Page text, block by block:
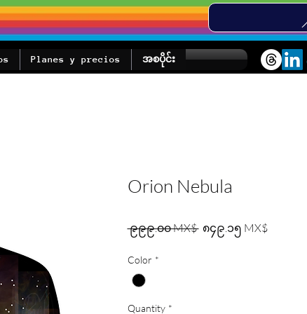
အစပိုင်း
Planes y precios
Orion Nebula
၉၉၉.၀၀ MX$ Regular Price
၈၄၉.၁၅ MX$Sale Price
Color *
Quantity *